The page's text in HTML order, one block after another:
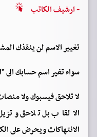
- ارشيف الكاتب
تغيير الاسم لن ينقذك
سواء تغير اسم حسابك
لا تلاحق فيسبوك ولا
الالقاب بل تلاحق
الانتهاكات ويحرض على